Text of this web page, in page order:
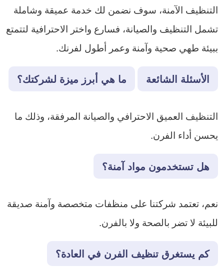
التنظيف الآمنة، سوف نضمن لك خدمة عميقة وشاملة
تشمل التنظيف والصيانة، فسارع واختر الاحترافية لتتمتع
ببيئة طهي صحية وآمنة وعمر أطول لفرنك.
الأسئلة الشائعة ما هي أبرز ميزة لشركتك؟
التنظيف العميق الاحترافي والصيانة المرفقة، وذلك ما
يحسن أداء الفرن.
هل تستخدمون مواد آمنة؟
نعم، تعتمد شركتنا على منظفات متخصصة وآمنة صديقة
للبيئة لا تضر بالصحة ولا بالفرن.
كم يستغرق تنظيف الفرن في العادة؟